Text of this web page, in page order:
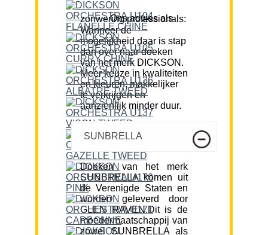
Ons advies als zonwering professionals:
Wanneer de
mogelijkheid daar is stap
dan over naar doeken
van het merk DICKSON.
Meer keuze in kwaliteiten
en kleuren, makkelijker
te verkrijgen en
aanzienlijk minder duur.
SUNBRELLA
Doeken van het merk
SUNBRELLA komen uit
de Verenigde Staten en
worden geleverd door
GLEN RAVEN.Dit is de
moedermaatschappij van
zowel SUNBRELLA als